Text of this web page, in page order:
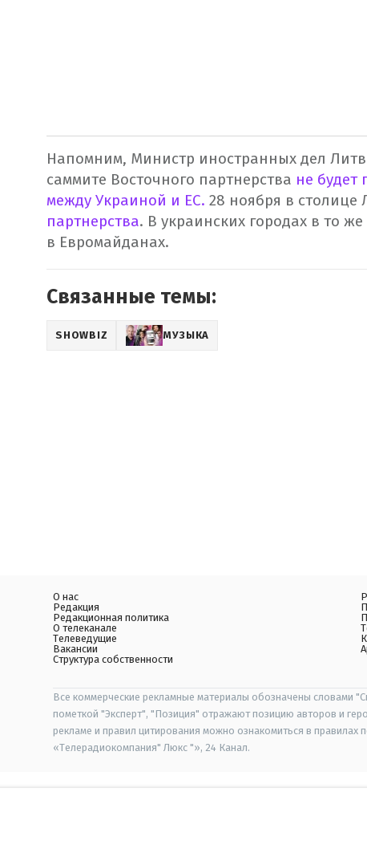
Напомним, Министр иностранных дел
саммите Восточного партнерства не будет
между Украиной и ЕС. 28 ноября в столице
партнерства. В украинских городах в то
в Евромайданах.
Связанные темы:
SHOWBIZ МУЗЫКА
О нас
Редакция
Редакционная политика
О телеканале
Телеведущие
Вакансии
Структура собственности
Все коммерческие рекламные материалы обозначены словами
пометкой "Эксперт", "Позиция" отражают позицию авторов и
рекламе и правил цитирования можно ознакомиться в
«Телерадиокомпания" Люкс "», 24 Канал.